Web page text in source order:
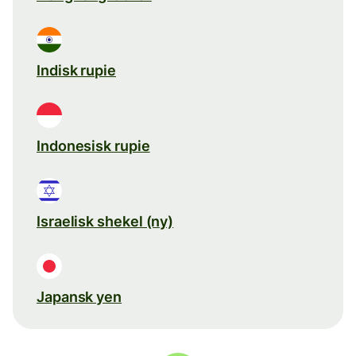
Indisk rupie
Indonesisk rupie
Israelisk shekel (ny)
Japansk yen